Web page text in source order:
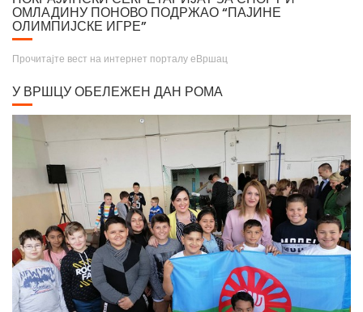
Крунисање цара Душана
ОМЛАДИНУ ПОНОВО ПОДРЖАО “ПАЈИНЕ
ОЛИМПИЈСКЕ ИГРЕ”
Прочитајте вест на интернет порталу еВршац
У ВРШЦУ ОБЕЛЕЖЕН ДАН РОМА